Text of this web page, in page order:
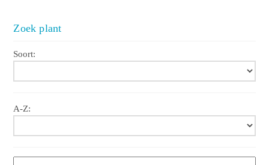
Zoek plant
Soort:
A-Z: